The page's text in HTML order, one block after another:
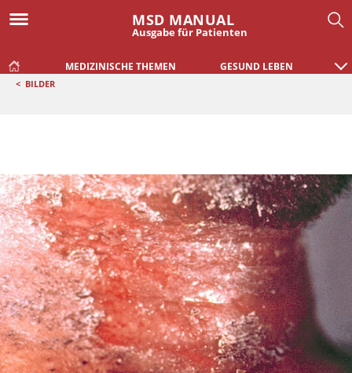
MSD MANUAL
Ausgabe für Patienten
MEDIZINISCHE THEMEN GESUND LEBEN
< BILDER